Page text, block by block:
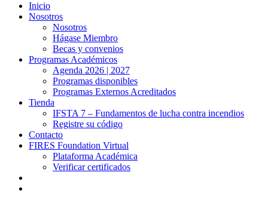
Inicio
Nosotros
Nosotros
Hágase Miembro
Becas y convenios
Programas Académicos
Agenda 2026 | 2027
Programas disponibles
Programas Externos Acreditados
Tienda
IFSTA 7 – Fundamentos de lucha contra incendios
Registre su código
Contacto
FIRES Foundation Virtual
Plataforma Académica
Verificar certificados